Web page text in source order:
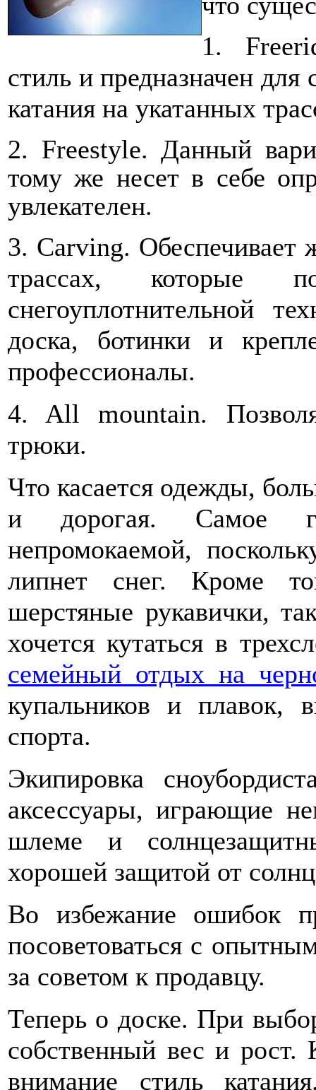
1.
стиль и предназначен
катания на укатанных
2. Freestyle. Данный
тому же несет в себе
увлекателен.
3. Carving. Обеспечивает
трассах, которые
снегоуплотнительной
доска, ботинки и
профессионалы.
4. All mountain.
трюки.
Что касается одежды,
и дорогая. Самое
непромокаемой,
липнет снег. Кроме
шерстяные рукавички,
хочется кутаться в
семейный отдых на
купальников и плавок,
спорта.
Экипировка
аксессуары, играющие
шлеме и
хорошей защитой от
Во избежание ошибок
посоветоваться с
за советом к продавцу.
Теперь о доске. При
собственный вес и рост.
внимание стиль